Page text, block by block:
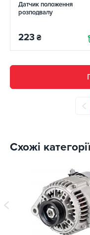
Датчик положення
розподвалу
223 ₴
Схожі